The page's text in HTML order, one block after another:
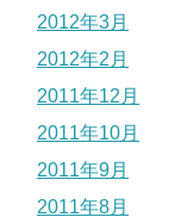
2012年3月
2012年2月
2011年12月
2011年10月
2011年9月
2011年8月